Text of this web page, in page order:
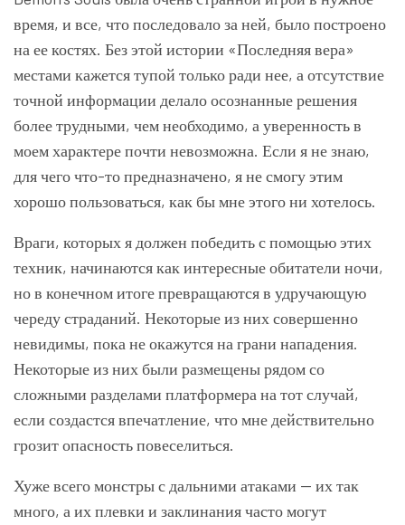
время, и все, что последовало за ней, было построено
на ее костях. Без этой истории «Последняя вера»
местами кажется тупой только ради нее, а отсутствие
точной информации делало осознанные решения
более трудными, чем необходимо, а уверенность в
моем характере почти невозможна. Если я не знаю,
для чего что-то предназначено, я не смогу этим
хорошо пользоваться, как бы мне этого ни хотелось.
Враги, которых я должен победить с помощью этих
техник, начинаются как интересные обитатели ночи,
но в конечном итоге превращаются в удручающую
череду страданий. Некоторые из них совершенно
невидимы, пока не окажутся на грани нападения.
Некоторые из них были размещены рядом со
сложными разделами платформера на тот случай,
если создастся впечатление, что мне действительно
грозит опасность повеселиться.
Хуже всего монстры с дальними атаками — их так
много, а их плевки и заклинания часто могут